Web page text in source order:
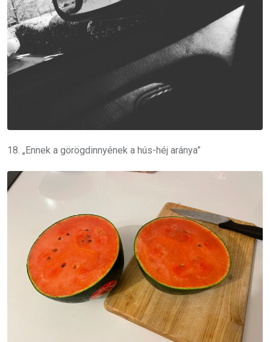
18. „Ennek a görögdinnyének a hús-héj aránya”